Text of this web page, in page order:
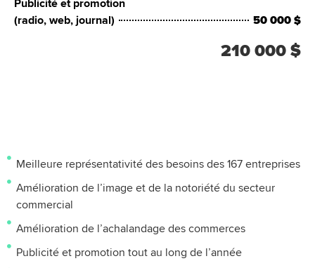
(radio, web, journal) 50 000 $
Publicité et promotion
210 000 $
Meilleure représentativité des besoins des 167 entreprises
Amélioration de l’image et de la notoriété du secteur
commercial
Amélioration de l’achalandage des commerces
Publicité et promotion tout au long de l’année